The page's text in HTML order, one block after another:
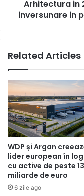
experientelor
culturale
Arhitectura in
inversunare in
Related Articles
WDP și Argan
lider european în
cu active de peste 13
miliarde de euro
6 zile ago